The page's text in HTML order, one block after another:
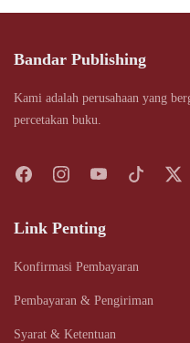
Bandar Publishing
Kami adalah perusahaan yang
percetakan buku.
Link Penting
Konfirmasi Pembayaran
Pembayaran & Pengiriman
Syarat & Ketentuan